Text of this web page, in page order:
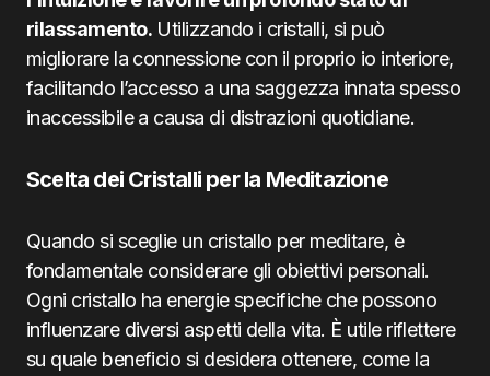
rilassamento.Utilizzando i cristalli, si può
migliorare la connessione con il proprio io interiore,
facilitando l’accesso a una saggezza innata spesso
inaccessibile a causa di distrazioni quotidiane.
Scelta dei Cristalli per la Meditazione
Quando si sceglie un cristallo per meditare, è
fondamentale considerare gli obiettivi personali.
Ogni cristallo ha energie specifiche che possono
influenzare diversi aspetti della vita. È utile riflettere
su quale beneficio si desidera ottenere, come la